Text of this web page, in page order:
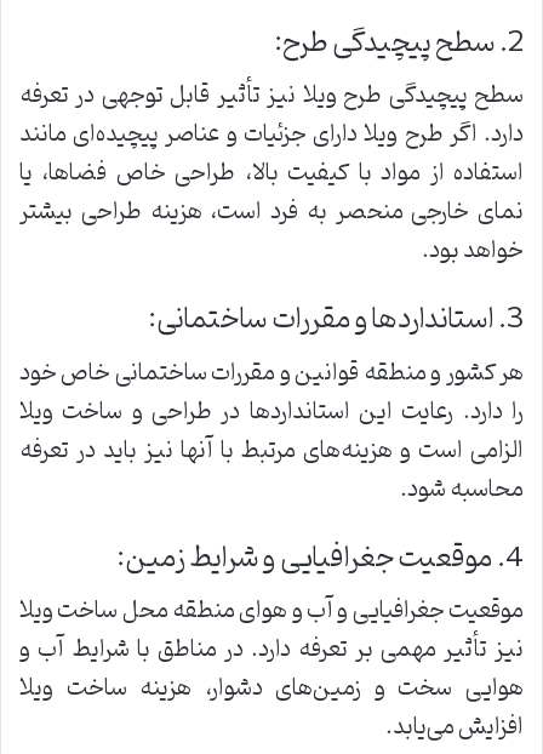
2. سطح پیچیدگی طرح:
سطح پیچیدگی طرح ویلا نیز تأثیر قابل توجهی در تعرفه
دارد. اگر طرح ویلا دارای جزئیات و عناصر پیچیده‌ای مانند
استفاده از مواد با کیفیت بالا، طراحی خاص فضاها، یا
نمای خارجی منحصر به فرد است، هزینه طراحی بیشتر
خواهد بود.
3. استانداردها و مقررات ساختمانی:
هر کشور و منطقه قوانین و مقررات ساختمانی خاص خود
را دارد. رعایت این استانداردها در طراحی و ساخت ویلا
الزامی است و هزینه‌های مرتبط با آنها نیز باید در تعرفه
محاسبه شود.
4. موقعیت جغرافیایی و شرایط زمین:
موقعیت جغرافیایی و آب و هوای منطقه محل ساخت ویلا
نیز تأثیر مهمی بر تعرفه دارد. در مناطق با شرایط آب و
هوایی سخت و زمین‌های دشوار، هزینه ساخت ویلا
افزایش می‌یابد.